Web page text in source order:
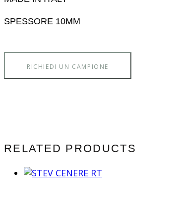
SPESSORE 10MM
RICHIEDI UN CAMPIONE
RELATED PRODUCTS